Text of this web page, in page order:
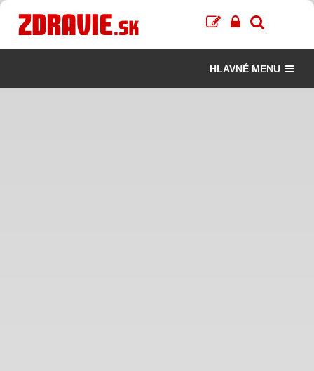
HLAVNÉ MENU